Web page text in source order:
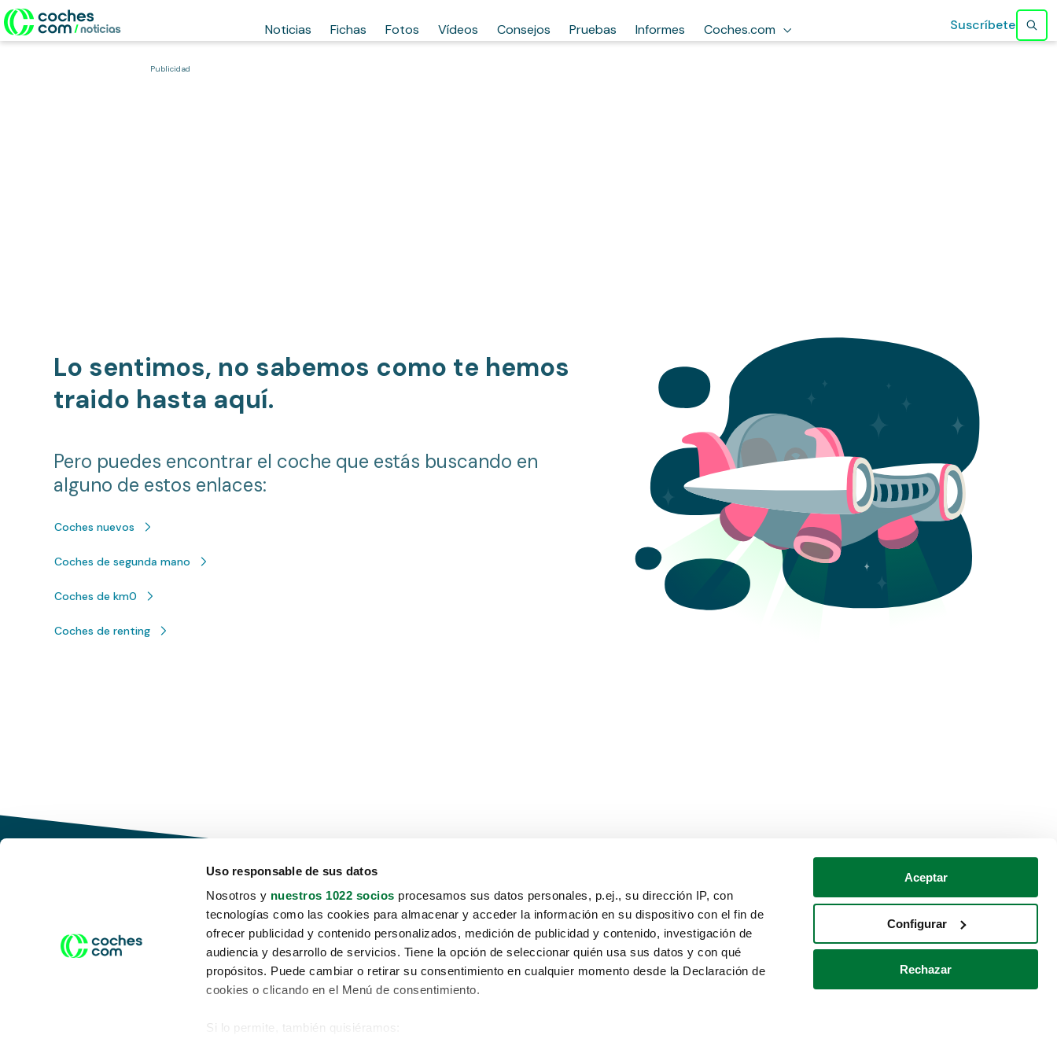
Uso responsable de sus datos
Nosotros y nuestros 1022 socios procesamos sus datos personales, p.ej., su dirección IP, con
tecnologías como las cookies para almacenar y acceder la información en su dispositivo con el fin de
ofrecer publicidad y contenido personalizados, medición de publicidad y contenido, investigación de
audiencia y desarrollo de servicios. Tiene la opción de seleccionar quién usa sus datos y con qué
propósitos. Puede cambiar o retirar su consentimiento en cualquier momento desde la Declaración de
cookies o clicando en el Menú de consentimiento.
Si lo permite, también quisiéramos:
Aceptar
Configurar
Rechazar
Noticias Fichas Fotos Vídeos Consejos Pruebas Informes Coches.com Suscríbete
Publicidad
Lo sentimos, no sabemos como te hemos
traido hasta aquí.
Pero puedes encontrar el coche que estás buscando en
alguno de estos enlaces:
Coches nuevos
Coches de segunda mano
Coches de km0
Coches de renting
Conduce tu futuro,
desata tu movilidad